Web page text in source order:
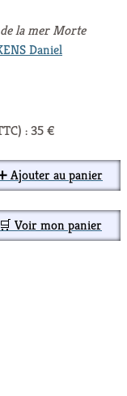
la mer Morte
Daniel
: 35 €
Ajouter au panier
🛒 Voir mon panier